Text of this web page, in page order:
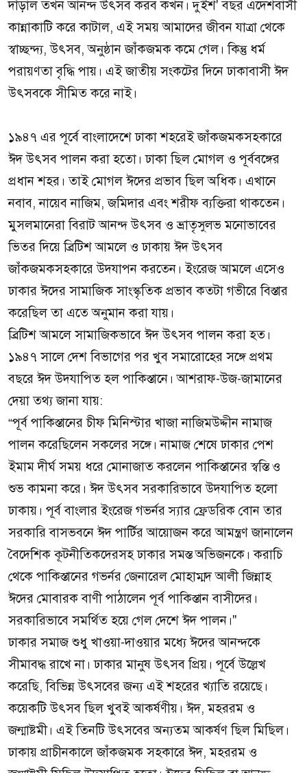
দাঁড়াল তখন আনন্দ উৎসব করব কখন। দুইশ' বছর এদেশবাসী
কান্নাকাটি করে কাটাল, এই সময় আমাদের জীবন যাত্রা থেকে
স্বাচ্ছন্দ্য, উৎসব, অনুষ্ঠান জাঁকজমক কমে গেল। কিন্তু ধর্ম
পরায়ণতা বৃদ্ধি পায়। এই জাতীয় সংকটের দিনে ঢাকাবাসী ঈদ
উৎসবকে সীমিত করে নাই।
১৯৪৭ এর পূর্বে বাংলাদেশে ঢাকা শহরেই জাঁকজমকসহকারে
ঈদ উৎসব পালন করা হতো। ঢাকা ছিল মোগল ও পূর্ববঙ্গের
প্রধান শহর। তাই মোগল ঈদের প্রভাব ছিল অধিক। এখানে
নবাব, নায়েব নাজিম, জমিদার এবং শরীফ ব্যক্তিরা থাকতেন।
মুসলমানেরা বিরাট আনন্দ উৎসব ও ভ্রাতৃসুলভ মনোভাবের
ভিতর দিয়ে ব্রিটিশ আমলে ও ঢাকায় ঈদ উৎসব
জাঁকজমকসহকারে উদযাপন করতেন। ইংরেজ আমলে এসেও
ঢাকার ঈদের সামাজিক সাংস্কৃতিক প্রভাব কতটা গভীরে বিস্তার
করেছিল তা এতে অনুমান করা যায়।
ব্রিটিশ আমলে সামাজিকভাবে ঈদ উৎসব পালন করা হত।
১৯৪৭ সালে দেশ বিভাগের পর খুব সমারোহের সঙ্গে প্রথম
বছরে ঈদ উদযাপিত হল পাকিস্তানে। আশরাফ-উজ-জামানের
দেয়া তথ্য জানা যায়:
“পূর্ব পাকিস্তানের চীফ মিনিস্টার খাজা নাজিমউদ্দীন নামাজ
পালন করেছিলেন সকলের সঙ্গে। নামাজ শেষে ঢাকার পেশ
ইমাম দীর্ঘ সময় ধরে মোনাজাত করলেন পাকিস্তানের স্বস্তি ও
শুভ কামনা করে। ঈদ উৎসব সরকারিভাবে উদযাপিত হলো
ঢাকায়। পূর্ব বাংলার ইংরেজ গভর্নর স্যার ফ্রেডরিক বোন তার
সরকারি বাসভবনে ঈদ পার্টির আয়োজন করে আমন্ত্রণ জানালেন
বৈদেশিক কূটনীতিকদেরসহ ঢাকার সমস্ত অভিজনকে। করাচি
থেকে পাকিস্তানের গভর্নর জেনারেল মোহাম্মদ আলী জিন্নাহ
ঈদের মোবারক বাণী পাঠালেন পূর্ব পাকিস্তান বাসীদের।
সরকারিভাবে সমর্থিত হয়ে গেল দেশে ঈদ পালন।"
ঢাকার সমাজ শুধু খাওয়া-দাওয়ার মধ্যে ঈদের আনন্দকে
সীমাবদ্ধ রাখে না। ঢাকার মানুষ উৎসব প্রিয়। পূর্বে উল্লেখ
করেছি, বিভিন্ন উৎসবের জন্য এই শহরের খ্যাতি রয়েছে।
কয়েকটি উৎসব ছিল খুবই আকর্ষণীয়। ঈদ, মহররম ও
জন্মাষ্টমী। এই তিনটি উৎসবের অন্যতম আকর্ষণ ছিল মিছিল।
ঢাকায় প্রাচীনকালে জাঁকজমক সহকারে ঈদ, মহররম ও